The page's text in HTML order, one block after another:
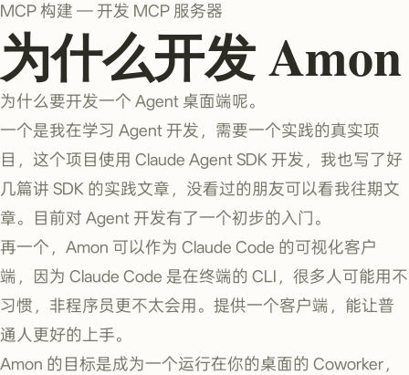
MCP 构建 — 开发 MCP 服务器
为什么开发 Amon
为什么要开发一个 Agent 桌面端呢。
一个是我在学习 Agent 开发，需要一个实践的真实项
目，这个项目使用 Claude Agent SDK 开发，我也写了好
几篇讲 SDK 的实践文章，没看过的朋友可以看我往期文
章。目前对 Agent 开发有了一个初步的入门。
再一个，Amon 可以作为 Claude Code 的可视化客户
端，因为 Claude Code 是在终端的 CLI，很多人可能用不
习惯，非程序员更不太会用。提供一个客户端，能让普
通人更好的上手。
Amon 的目标是成为一个运行在你的桌面的 Coworker，